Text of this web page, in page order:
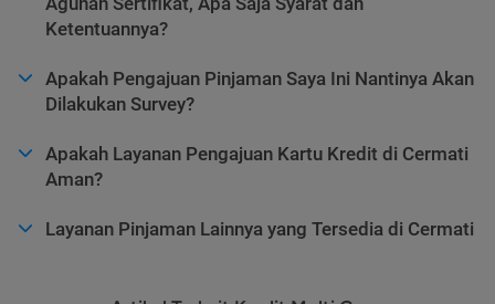
Ketentuannya?
Apakah Pengajuan Pinjaman Saya Ini Nantinya Akan
Dilakukan Survey?
Apakah Layanan Pengajuan Kartu Kredit di Cermati
Aman?
Layanan Pinjaman Lainnya yang Tersedia di Cermati